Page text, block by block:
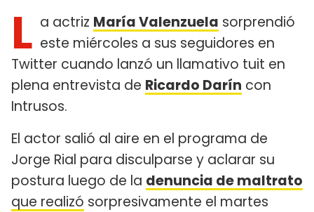
L a actriz María Valenzuela sorprendió
este miércoles a sus seguidores en
Twitter cuando lanzó un llamativo tuit en
plena entrevista de Ricardo Darín con
Intrusos.
El actor salió al aire en el programa de
Jorge Rial para disculparse y aclarar su
postura luego de la denuncia de maltrato
que realizó sorpresivamente el martes